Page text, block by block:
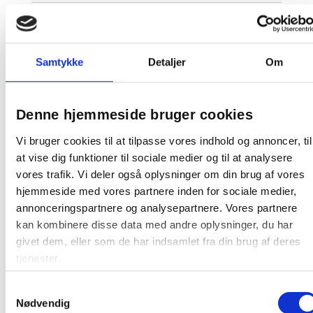
Samtykke Detaljer Om
Denne hjemmeside bruger cookies
Vi bruger cookies til at tilpasse vores indhold og annoncer, til
at vise dig funktioner til sociale medier og til at analysere
vores trafik. Vi deler også oplysninger om din brug af vores
hjemmeside med vores partnere inden for sociale medier,
annonceringspartnere og analysepartnere. Vores partnere
kan kombinere disse data med andre oplysninger, du har
givet dem, eller som de har indsamlet fra din brug af deres
tjenester.
Nødvendig
Den bliver først produceret, når den bestilles.
Derfor kan du ikke afbestille eller returnere den, så
snart vi har bekræftet bestillingen. Dette gælder
både for private og erhvervskunder.
At producere tavler på bestilling minimerer spild
på fabrikken samt et stort varelager. Da tavlen
skal produceres særligt til dig, tager det ca. 15-21
hverdage før varen kan leveres.
Relaterede produkter
Gratis fragt